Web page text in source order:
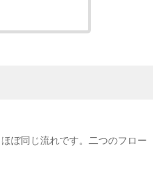
ぼ同じ流れです。二つのフロー